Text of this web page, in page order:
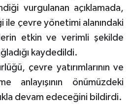
vurgulanan açıklamada,
ile çevre yönetimi alanındaki
etkin ve verimli şekilde
kaydedildi.
çevre yatırımlarının ve
anlayışının önümüzdeki
devam edeceğini bildirdi.